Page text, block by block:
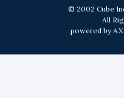
© 2002 Cube
All
powered by